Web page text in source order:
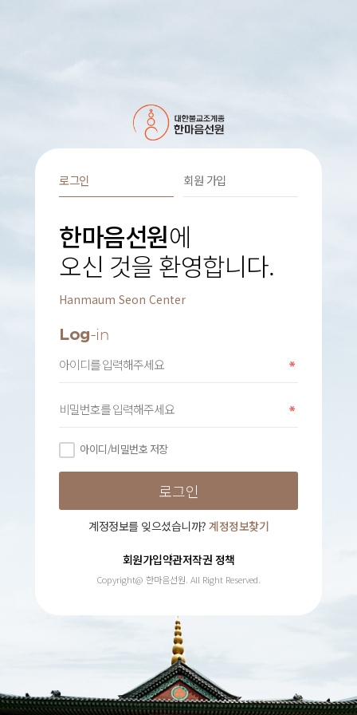
로그인 회원 가입
한마음선원에
오신 것을 환영합니다.
Hanmaum Seon Center
Log-in
아이디/비밀번호 저장
계정정보를 잊으셨습니까? 계정정보찾기
회원가입약관저작권 정책
Copyright@ 한마음선원. All Right Reserved.